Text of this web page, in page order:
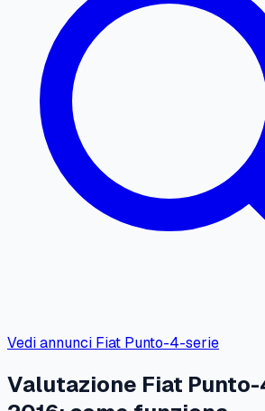
Vedi annunci Fiat Punto-4-serie
Valutazione Fiat